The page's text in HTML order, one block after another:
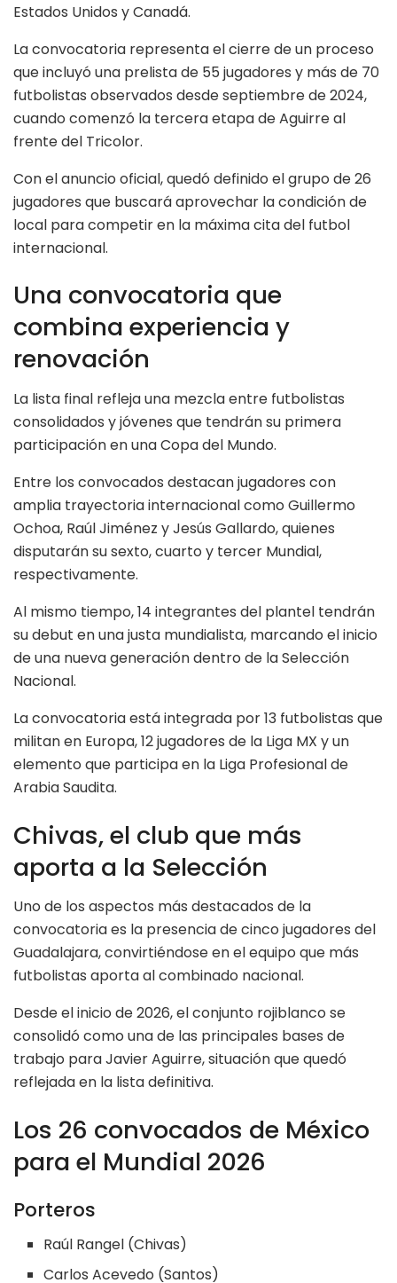
Estados Unidos y Canadá.
La convocatoria representa el cierre de un proceso
que incluyó una prelista de 55 jugadores y más de 70
futbolistas observados desde septiembre de 2024,
cuando comenzó la tercera etapa de Aguirre al
frente del Tricolor.
Con el anuncio oficial, quedó definido el grupo de 26
jugadores que buscará aprovechar la condición de
local para competir en la máxima cita del futbol
internacional.
Una convocatoria que
combina experiencia y
renovación
La lista final refleja una mezcla entre futbolistas
consolidados y jóvenes que tendrán su primera
participación en una Copa del Mundo.
Entre los convocados destacan jugadores con
amplia trayectoria internacional como Guillermo
Ochoa, Raúl Jiménez y Jesús Gallardo, quienes
disputarán su sexto, cuarto y tercer Mundial,
respectivamente.
Al mismo tiempo, 14 integrantes del plantel tendrán
su debut en una justa mundialista, marcando el inicio
de una nueva generación dentro de la Selección
Nacional.
La convocatoria está integrada por 13 futbolistas que
militan en Europa, 12 jugadores de la Liga MX y un
elemento que participa en la Liga Profesional de
Arabia Saudita.
Chivas, el club que más
aporta a la Selección
Uno de los aspectos más destacados de la
convocatoria es la presencia de cinco jugadores del
Guadalajara, convirtiéndose en el equipo que más
futbolistas aporta al combinado nacional.
Desde el inicio de 2026, el conjunto rojiblanco se
consolidó como una de las principales bases de
trabajo para Javier Aguirre, situación que quedó
reflejada en la lista definitiva.
Los 26 convocados de México
para el Mundial 2026
Porteros
Raúl Rangel (Chivas)
Carlos Acevedo (Santos)